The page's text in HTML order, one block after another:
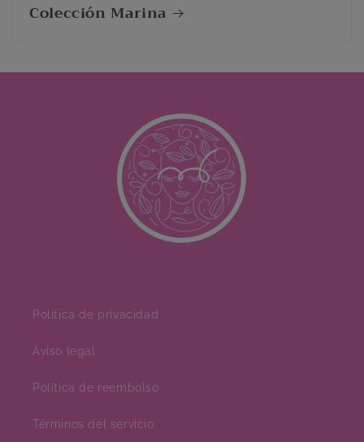
Colección Marina
Política de privacidad
Aviso legal
Política de reembolso
Términos del servicio